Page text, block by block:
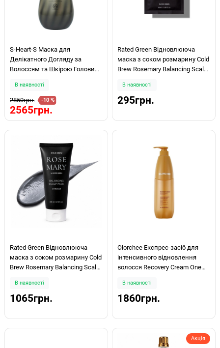
S-Heart-S Маска для
Делікатного Догляду за
Волоссям та Шкірою Голови
400ml
В наявності
2850грн. -10 %
2565грн.
Rated Green Відновлююча
маска з соком розмарину Cold
Brew Rosemary Balancing Scalp
В наявності
295грн.
Rated Green Відновлююча
маска з соком розмарину Cold
Brew Rosemary Balancing Scalp
В наявності
1065грн.
Olorchee Експрес-засіб для
інтенсивного відновлення
волосся Recovery Cream One
В наявності
1860грн.
Акція